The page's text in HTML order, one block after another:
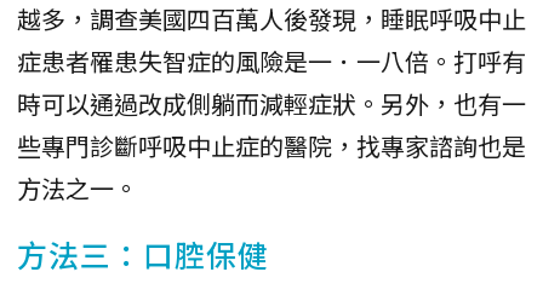
越多，調查美國四百萬人後發現，睡眠呼吸中止
症患者罹患失智症的風險是一．一八倍。打呼有
時可以通過改成側躺而減輕症狀。另外，也有一
些專門診斷呼吸中止症的醫院，找專家諮詢也是
方法之一。
方法三：口腔保健